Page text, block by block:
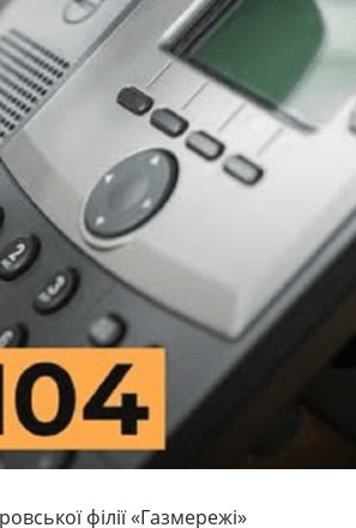
філії «Газмережі»